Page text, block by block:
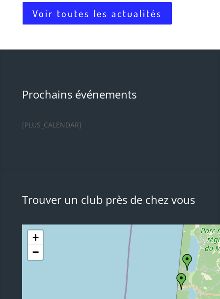
Voir toutes les actualités
Prochains événements
[PLUS_CALENDAR]
Trouver un club près de chez vous
+
−